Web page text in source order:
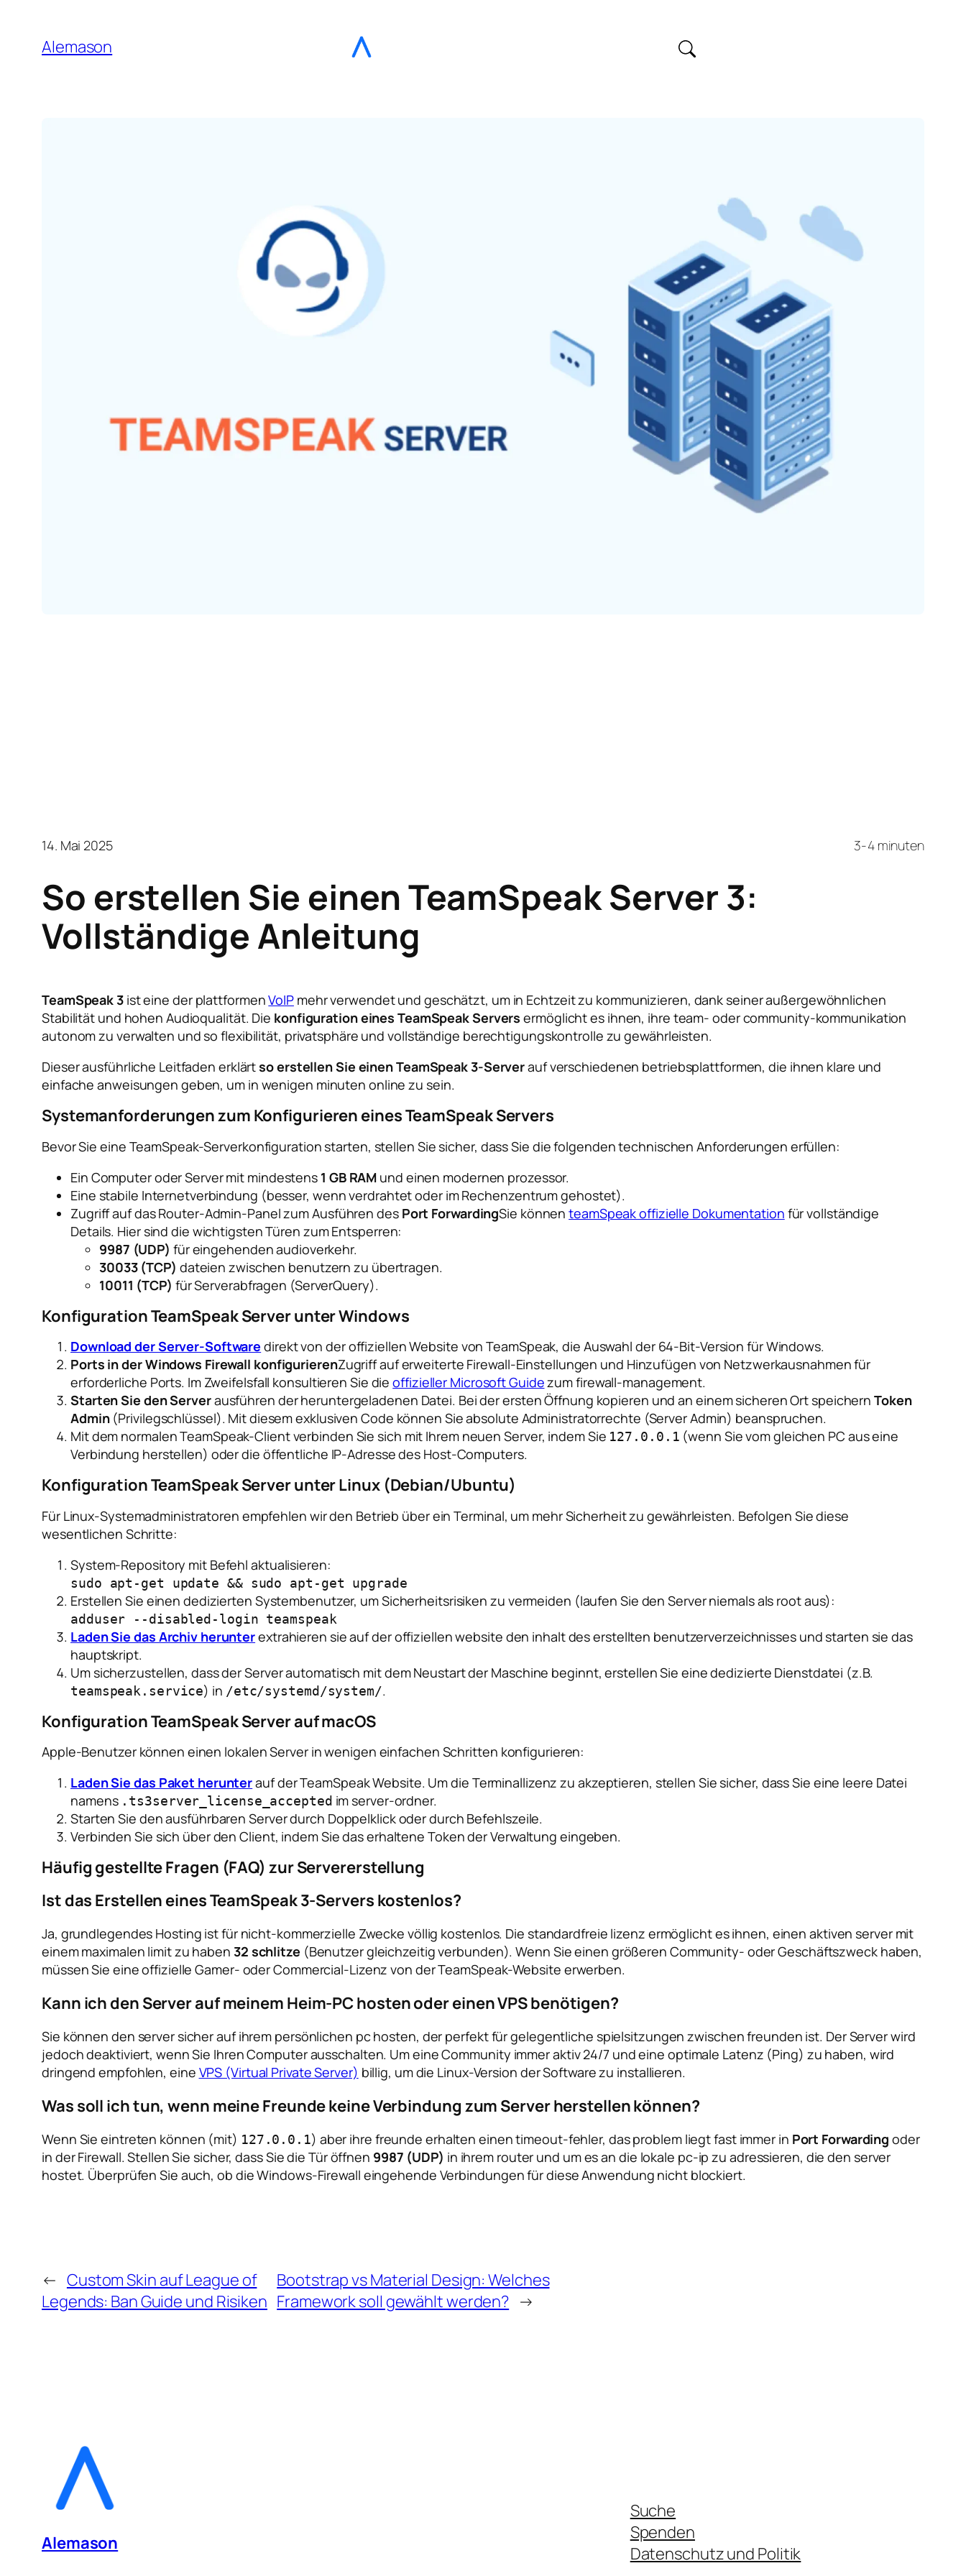
Content
Alemason
14. Mai 2025 3-4 minuten
So erstellen Sie einen TeamSpeak Server 3:
Vollständige Anleitung
TeamSpeak 3ist eine der plattformenVoIPmehr verwendet und geschätzt, um in Echtzeit zu kommunizieren, dank seiner außergewöhnlichen
Stabilität und hohen Audioqualität. Die konfiguration eines TeamSpeak Servers ermöglicht es ihnen, ihre team- oder community-kommunikation
autonom zu verwalten und so flexibilität, privatsphäre und vollständige berechtigungskontrolle zu gewährleisten.
Dieser ausführliche Leitfaden erklärtso erstellen Sie einen TeamSpeak 3-Serverauf verschiedenen betriebsplattformen, die ihnen klare und
einfache anweisungen geben, um in wenigen minuten online zu sein.
Systemanforderungen zum Konfigurieren eines TeamSpeak Servers
Bevor Sie eine TeamSpeak-Serverkonfiguration starten, stellen Sie sicher, dass Sie die folgenden technischen Anforderungen erfüllen:
Ein Computer oder Server mit mindestens 1 GB RAM und einen modernen prozessor.
Eine stabile Internetverbindung (besser, wenn verdrahtet oder im Rechenzentrum gehostet).
Zugriff auf das Router-Admin-Panel zum Ausführen des Port ForwardingSie könnenteamSpeak offizielle Dokumentation für vollständige
Details. Hier sind die wichtigsten Türen zum Entsperren:
9987 (UDP) für eingehenden audioverkehr.
30033 (TCP) dateien zwischen benutzern zu übertragen.
10011 (TCP) für Serverabfragen (ServerQuery).
Konfiguration TeamSpeak Server unter Windows
Download der Server-Software direkt von der offiziellen Website von TeamSpeak, die Auswahl der 64-Bit-Version für Windows.
Ports in der Windows Firewall konfigurierenZugriff auf erweiterte Firewall-Einstellungen und Hinzufügen von Netzwerkausnahmen für
erforderliche Ports. Im Zweifelsfall konsultieren Sie dieoffizieller Microsoft Guidezum firewall-management.
Starten Sie den Serverausführen der heruntergeladenen Datei. Bei der ersten Öffnung kopieren und an einem sicheren Ort speichernToken
Admin(Privilegschlüssel). Mit diesem exklusiven Code können Sie absolute Administratorrechte (Server Admin) beanspruchen.
Mit dem normalen TeamSpeak-Client verbinden Sie sich mit Ihrem neuen Server, indem Sie 127.0.0.1 (wenn Sie vom gleichen PC aus eine
Verbindung herstellen) oder die öffentliche IP-Adresse des Host-Computers.
Konfiguration TeamSpeak Server unter Linux (Debian/Ubuntu)
Für Linux-Systemadministratoren empfehlen wir den Betrieb über ein Terminal, um mehr Sicherheit zu gewährleisten. Befolgen Sie diese
wesentlichen Schritte:
System-Repository mit Befehl aktualisieren:
sudo apt-get update && sudo apt-get upgrade
Erstellen Sie einen dedizierten Systembenutzer, um Sicherheitsrisiken zu vermeiden (laufen Sie den Server niemals als root aus):
adduser --disabled-login teamspeak
Laden Sie das Archiv herunterextrahieren sie auf der offiziellen website den inhalt des erstellten benutzerverzeichnisses und starten sie das
hauptskript.
Um sicherzustellen, dass der Server automatisch mit dem Neustart der Maschine beginnt, erstellen Sie eine dedizierte Dienstdatei (z.B.
teamspeak.service) in /etc/systemd/system/.
Konfiguration TeamSpeak Server auf macOS
Apple-Benutzer können einen lokalen Server in wenigen einfachen Schritten konfigurieren:
Laden Sie das Paket herunterauf der TeamSpeak Website. Um die Terminallizenz zu akzeptieren, stellen Sie sicher, dass Sie eine leere Datei
namens .ts3server_license_accepted im server-ordner.
Starten Sie den ausführbaren Server durch Doppelklick oder durch Befehlszeile.
Verbinden Sie sich über den Client, indem Sie das erhaltene Token der Verwaltung eingeben.
Häufig gestellte Fragen (FAQ) zur Servererstellung
Ist das Erstellen eines TeamSpeak 3-Servers kostenlos?
Ja, grundlegendes Hosting ist für nicht-kommerzielle Zwecke völlig kostenlos. Die standardfreie lizenz ermöglicht es ihnen, einen aktiven server mit
einem maximalen limit zu haben 32 schlitze (Benutzer gleichzeitig verbunden). Wenn Sie einen größeren Community- oder Geschäftszweck haben,
müssen Sie eine offizielle Gamer- oder Commercial-Lizenz von der TeamSpeak-Website erwerben.
Kann ich den Server auf meinem Heim-PC hosten oder einen VPS benötigen?
Sie können den server sicher auf ihrem persönlichen pc hosten, der perfekt für gelegentliche spielsitzungen zwischen freunden ist. Der Server wird
jedoch deaktiviert, wenn Sie Ihren Computer ausschalten. Um eine Community immer aktiv 24/7 und eine optimale Latenz (Ping) zu haben, wird
dringend empfohlen, eine VPS (Virtual Private Server) billig, um die Linux-Version der Software zu installieren.
Was soll ich tun, wenn meine Freunde keine Verbindung zum Server herstellen können?
Wenn Sie eintreten können (mit) 127.0.0.1) aber ihre freunde erhalten einen timeout-fehler, das problem liegt fast immer in Port Forwarding oder
in der Firewall. Stellen Sie sicher, dass Sie die Tür öffnen 9987 (UDP) in ihrem router und um es an die lokale pc-ip zu adressieren, die den server
hostet. Überprüfen Sie auch, ob die Windows-Firewall eingehende Verbindungen für diese Anwendung nicht blockiert.
← Custom Skin auf League of
Legends: Ban Guide und Risiken
Bootstrap vs Material Design: Welches
Framework soll gewählt werden? →
Alemason
Suche
Spenden
Datenschutz und Politik